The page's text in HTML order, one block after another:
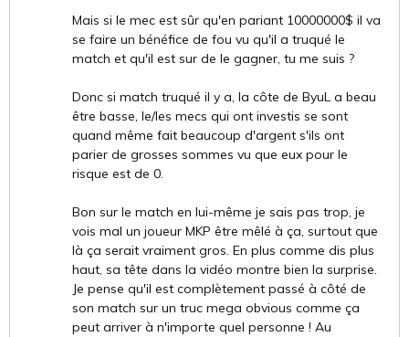
Mais si le mec est sûr qu'en pariant 10000000$ il va
se faire un bénéfice de fou vu qu'il a truqué le
match et qu'il est sur de le gagner, tu me suis ?
Donc si match truqué il y a, la côte de ByuL a beau
être basse, le/les mecs qui ont investis se sont
quand même fait beaucoup d'argent s'ils ont
parier de grosses sommes vu que eux pour le
risque est de 0.
Bon sur le match en lui-même je sais pas trop, je
vois mal un joueur MKP être mêlé à ça, surtout que
là ça serait vraiment gros. En plus comme dis plus
haut, sa tête dans la vidéo montre bien la surprise.
Je pense qu'il est complètement passé à côté de
son match sur un truc mega obvious comme ça
peut arriver à n'importe quel personne ! Au